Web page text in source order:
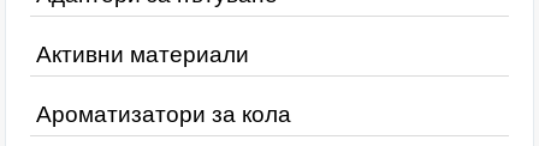
Активни материали
Ароматизатори за кола